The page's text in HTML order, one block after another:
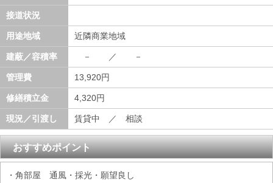
接道状況
用途地域 近隣商業地域
建蔽／容積率 － ／ －
管理費 13,920円
修繕積立金 4,320円
現況／引渡し 賃貸中 ／ 相談
おすすめポイント
・角部屋 通風・採光・願望良し